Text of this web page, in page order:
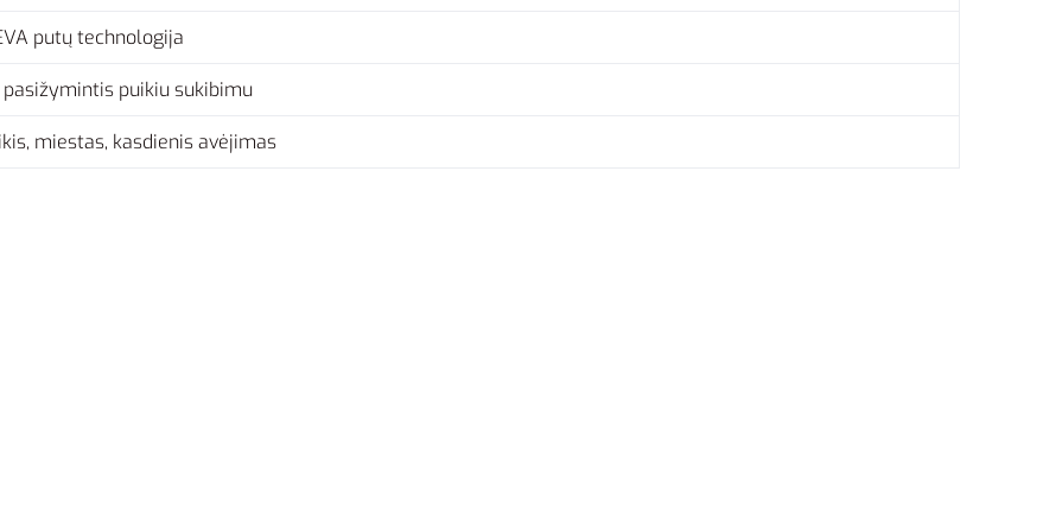
putų technologija
pasižymintis puikiu sukibimu
miestas, kasdienis avėjimas